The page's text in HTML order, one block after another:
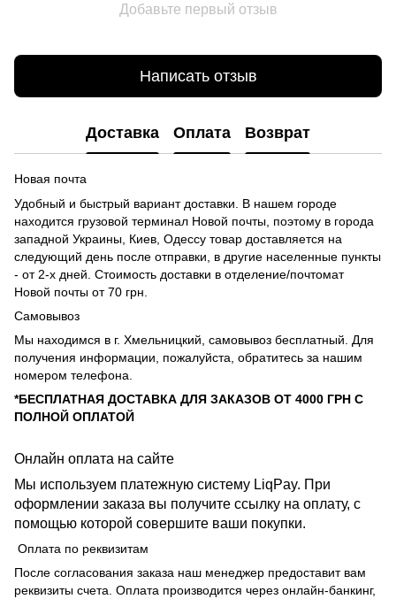
Добавьте первый отзыв
Написать отзыв
Доставка Оплата Возврат
Новая почта
Удобный и быстрый вариант доставки. В нашем городе
находится грузовой терминал Новой почты, поэтому в города
западной Украины, Киев, Одессу товар доставляется на
следующий день после отправки, в другие населенные пункты
- от 2-х дней. Стоимость доставки в отделение/почтомат
Новой почты от 70 грн.
Самовывоз
Мы находимся в г. Хмельницкий, самовывоз бесплатный. Для
получения информации, пожалуйста, обратитесь за нашим
номером телефона.
*БЕСПЛАТНАЯ ДОСТАВКА ДЛЯ ЗАКАЗОВ ОТ 4000 ГРН С
ПОЛНОЙ ОПЛАТОЙ
Онлайн оплата на сайте
Мы используем платежную систему LiqPay. При
оформлении заказа вы получите ссылку на оплату, с
помощью которой совершите ваши покупки.
Оплата по реквизитам
После согласования заказа наш менеджер предоставит вам
реквизиты счета. Оплата производится через онлайн-банкинг,